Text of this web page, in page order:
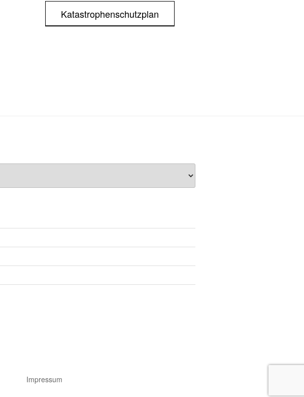
Katastrophenschutzplan
Impressum